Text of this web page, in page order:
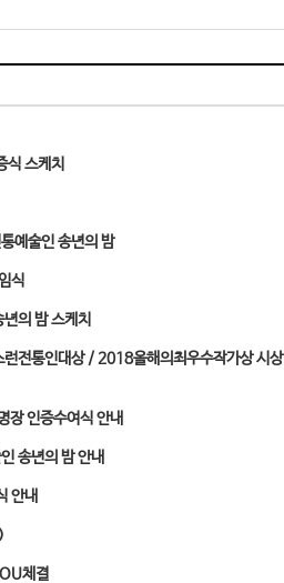
식 스케치
예술인 송년의 밤
식
의 밤 스케치
전통인대상 / 2018올해의최우수작가상 시상
인증수여식 안내
송년의 밤 안내
안내
체결